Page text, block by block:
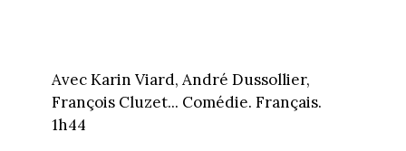
Avec Karin Viard, André Dussollier,
François Cluzet... Comédie. Français.
1h44